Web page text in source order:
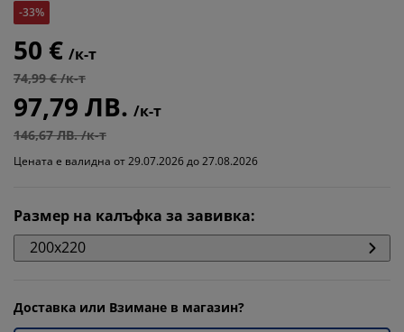
-33%
50 € /к-т
74,99 € /к-т
97,79 ЛВ. /к-т
146,67 ЛВ. /к-т
Цената е валидна от 29.07.2026 до 27.08.2026
Размер на калъфка за завивка:
200x220
Доставка или Взимане в магазин?